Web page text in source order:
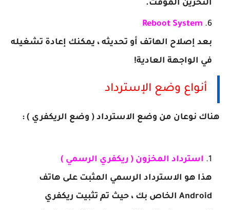
التخزين المؤقت.
Reboot System
بعد إصلاح الهاتف أو تحديثه ، يمكنك إعادة تشغيله
في الواجهة العادية!
أنواع وضع الإسترداد
هناك نوعان من وضع الاسترداد ( وضع الريكفري ) :
استرداد المخزون ( ريكفري الرسمي )
هذا هو الاسترداد الرسمي المثبت على هاتف
Android الخاص بك ، حيث تم تثبيت ريكفري